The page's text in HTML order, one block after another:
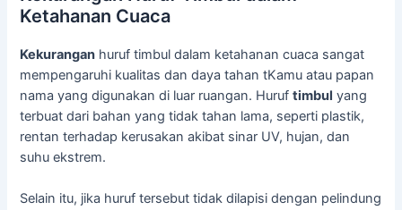
Ketahanan Cuaca
Kekurangan huruf timbul dalam ketahanan cuaca sangat
mempengaruhi kualitas dan daya tahan tKamu atau papan
nama yang digunakan di luar ruangan. Huruftimbul yang
terbuat dari bahan yang tidak tahan lama, seperti plastik,
rentan terhadap kerusakan akibat sinar UV, hujan, dan
suhu ekstrem.
Selain itu, jika huruf tersebut tidak dilapisi dengan pelindung